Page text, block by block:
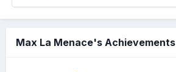
Max La Menace's Achievements